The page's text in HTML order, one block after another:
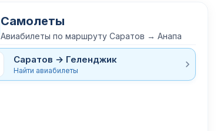
Самолеты
Авиабилеты по маршруту Саратов → Анапа
Саратов → Геленджик
Найти авиабилеты